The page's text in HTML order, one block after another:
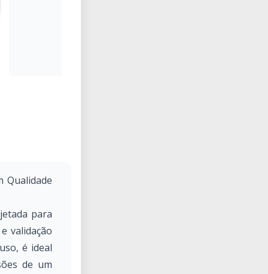
Qualidade
para
validação
é ideal
de um